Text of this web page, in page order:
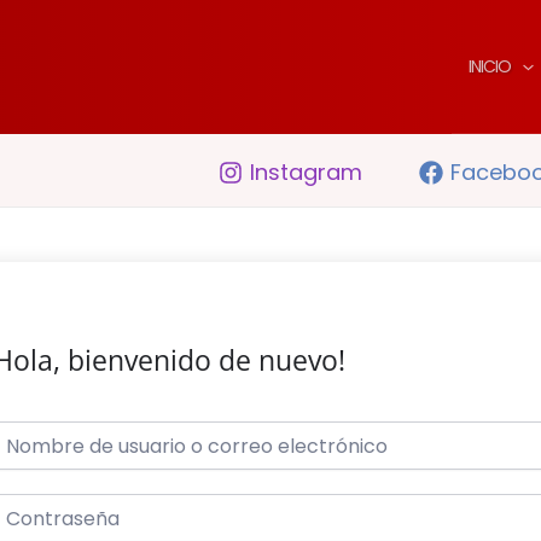
INICIO
Instagram
bienvenido de nuevo!